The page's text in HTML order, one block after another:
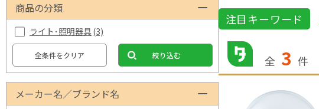
商品の分類
ライト･照明器具(3)
全条件をクリア 絞り込む
メーカー名／ブランド名
注目キーワード
全 3 件